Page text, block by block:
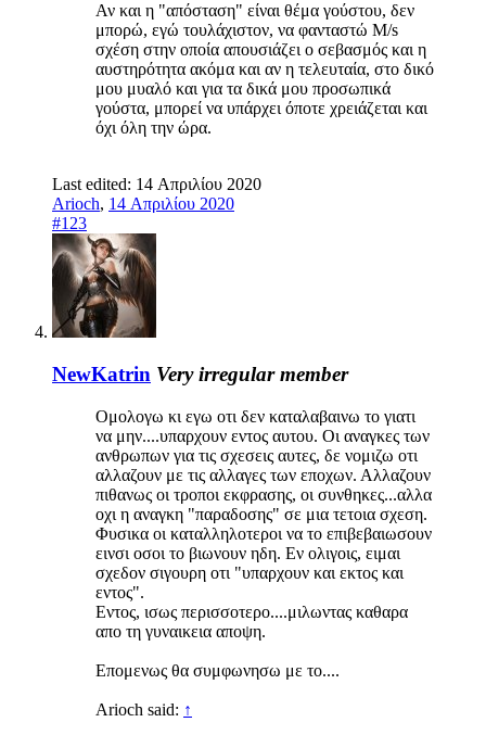
Αν και η "απόσταση" είναι θέμα γούστου, δεν
μπορώ, εγώ τουλάχιστον, να φανταστώ M/s
σχέση στην οποία απουσιάζει ο σεβασμός και η
αυστηρότητα ακόμα και αν η τελευταία, στο δικό
μου μυαλό και για τα δικά μου προσωπικά
γούστα, μπορεί να υπάρχει όποτε χρειάζεται και
όχι όλη την ώρα.
Last edited: 14 Απριλίου 2020
Arioch, 14 Απριλίου 2020
#123
NewKatrin Very irregular member
Ομολογω κι εγω οτι δεν καταλαβαινω το γιατι
να μην....υπαρχουν εντος αυτου. Οι αναγκες των
ανθρωπων για τις σχεσεις αυτες, δε νομιζω οτι
αλλαζουν με τις αλλαγες των εποχων. Αλλαζουν
πιθανως οι τροποι εκφρασης, οι συνθηκες...αλλα
οχι η αναγκη "παραδοσης" σε μια τετοια σχεση.
Φυσικα οι καταλληλοτεροι να το επιβεβαιωσουν
εινσι οσοι το βιωνουν ηδη. Εν ολιγοις, ειμαι
σχεδον σιγουρη οτι "υπαρχουν και εκτος και
εντος".
Εντος, ισως περισσοτερο....μιλωντας καθαρα
απο τη γυναικεια αποψη.
Επομενως θα συμφωνησω με το....
Arioch said: ↑